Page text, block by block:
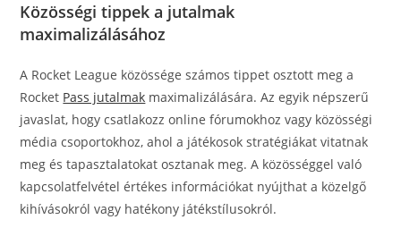
Közösségi tippek a jutalmak
maximalizálásához
A Rocket League közössége számos tippet osztott meg a
Rocket Pass jutalmak maximalizálására. Az egyik népszerű
javaslat, hogy csatlakozz online fórumokhoz vagy közösségi
média csoportokhoz, ahol a játékosok stratégiákat vitatnak
meg és tapasztalatokat osztanak meg. A közösséggel való
kapcsolatfelvétel értékes információkat nyújthat a közelgő
kihívásokról vagy hatékony játékstílusokról.